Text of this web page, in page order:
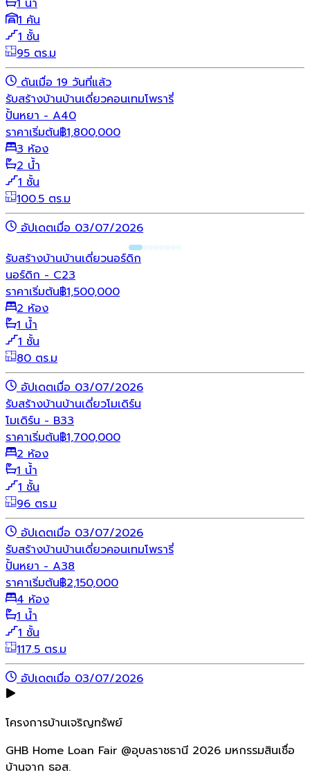
1 น้ำ
1 คัน
1 ชั้น
95 ตร.ม
ดันเมื่อ 19 วันที่แล้ว
รับสร้างบ้านบ้านเดี่ยวคอนเทมโพรารี่
ปั้นหยา - A40
ราคาเริ่มต้น฿1,800,000
3 ห้อง
2 น้ำ
1 ชั้น
100.5 ตร.ม
อัปเดตเมื่อ 03/07/2026
รับสร้างบ้านบ้านเดี่ยวนอร์ดิก
นอร์ดิก - C23
ราคาเริ่มต้น฿1,500,000
2 ห้อง
1 น้ำ
1 ชั้น
80 ตร.ม
อัปเดตเมื่อ 03/07/2026
รับสร้างบ้านบ้านเดี่ยวโมเดิร์น
โมเดิร์น - B33
ราคาเริ่มต้น฿1,700,000
2 ห้อง
1 น้ำ
1 ชั้น
96 ตร.ม
อัปเดตเมื่อ 03/07/2026
รับสร้างบ้านบ้านเดี่ยวคอนเทมโพรารี่
ปั้นหยา - A38
ราคาเริ่มต้น฿2,150,000
4 ห้อง
1 น้ำ
1 ชั้น
117.5 ตร.ม
อัปเดตเมื่อ 03/07/2026
โครงการบ้านเจริญทรัพย์
GHB Home Loan Fair @อุบลราชธานี 2026 มหกรรมสินเชื่อ
บ้านจาก ธอส.